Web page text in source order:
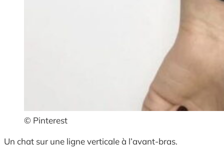
© Pinterest
Un chat sur une ligne verticale à l’avant-bras.